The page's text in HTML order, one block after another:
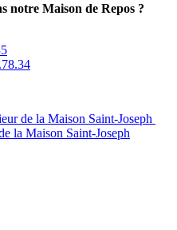
notre Maison de Repos ?
de la Maison Saint-Joseph
la Maison Saint-Joseph